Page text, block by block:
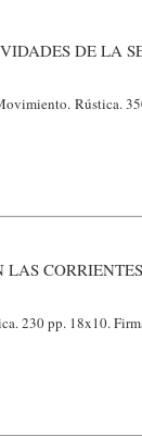
DE LA
Rústica.
LAS
230 pp. 18x10.